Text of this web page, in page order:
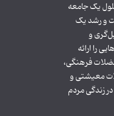
یک جامعه
و رشد یک
و
را ارائه
فرهنگی،
معیشتی و
زندگی مردم